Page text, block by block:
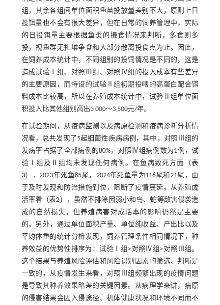
组，其余各组间单位面积鱼苗投放量差别不大，原则上日
投饵量也不会有很大差异，但在日常的饲养管理中，实际
的日投饵量主要根据鱼类的摄食情况来判断，多食则多
投，视鱼群无扎堆争食和大部分散离投食点为止。因此，
在饲养成本统计中，不同组别的投饲情况是不同的，这是
造成试验Ⅰ组、对照Ⅲ组、对照Ⅳ组的投入成本有些差异
的主要原因，而特设的试验Ⅱ组初期投喂的高蛋白配合饵
料成本比较高，所以在养殖成本统计中，试验Ⅱ组单位面
积投入比其他组别高出3 000～3 500元/年。
在试验期间，从疫病监测以及病原检测和疫病诊断分析情
况看，总共发现了5起细菌性疾病病例，其中，对照Ⅲ组的
发病率占据了全部病例的80%，对照Ⅳ组病例数为1例，试
验Ⅰ组及Ⅱ组均未发现任何病例。在鱼病致死方面（表
3），2023年死鱼85尾，2024年死鱼量为116尾和21尾，由
于及时发现和防治措施到位，阻断了疫情蔓延。从养殖成
活率看（表2），虽然不排除因弱小和鸟、蛇等敌害侵袭造
成的自然损失，但养殖病害对成活率的影响仍然是主要
的。另外，通过单位面积产量、单位纯收益、产出比以及
平均体重的统计分析发现，饲养管理条件相同情况下，种
养效益的优势性排序为：试验Ⅰ组>对照Ⅳ组>对照Ⅲ组。
这个结果与养殖风险评估和风险识别因素的筛选、判断是
一致的，从疫情发生来看，对照Ⅲ组频繁出现的疫情问题
是导致其种养效果略差的关键因素。从病理学来讲，病原
的侵害结果会因入侵途径、机体健康状况和环境不同而不